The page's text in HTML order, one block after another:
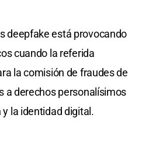
deepfake está provocando
cuando la referida
la comisión de fraudes de
a derechos personalísimos
la identidad digital.